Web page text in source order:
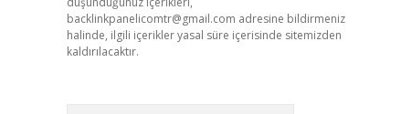
backlinkpanelicomtr@gmail.com adresine bildirmeniz
halinde, ilgili içerikler yasal süre içerisinde sitemizden
kaldırılacaktır.